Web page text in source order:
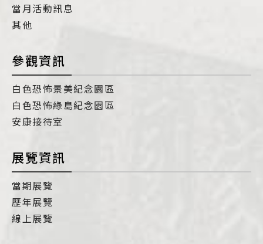
當月活動訊息
其他
參觀資訊
白色恐怖景美紀念園區
白色恐怖綠島紀念園區
安康接待室
展覽資訊
當期展覽
歷年展覽
線上展覽